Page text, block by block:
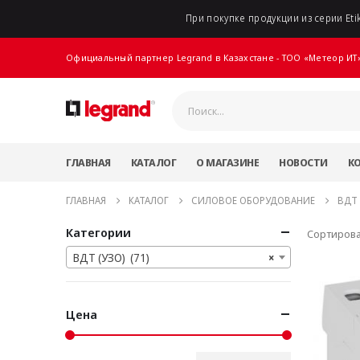
При покупке продукции из серии
Официальный партнер Legrand в Казахстане - ТОО «Метеор
ГЛАВНАЯ КАТАЛОГ О МАГАЗИНЕ НОВОСТИ
ГЛАВНАЯ КАТАЛОГ СИЛОВОЕ ОБОРУДОВАНИЕ ВДТ
Категории
×
ВДТ (УЗО) (71)
Цена